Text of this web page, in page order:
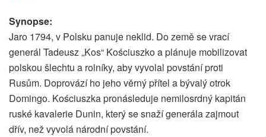
Synopse:
Jaro 1794, v Polsku panuje neklid. Do země se vrací
generál Tadeusz „Kos“ Kościuszko a plánuje mobilizovat
polskou šlechtu a rolníky, aby vyvolal povstání proti
Rusům. Doprovází ho jeho věrný přítel a bývalý otrok
Domingo. Kościuszka pronásleduje nemilosrdný kapitán
ruské kavalerie Dunin, který se snaží generála zajmout
dřív, než vyvolá národní povstání.